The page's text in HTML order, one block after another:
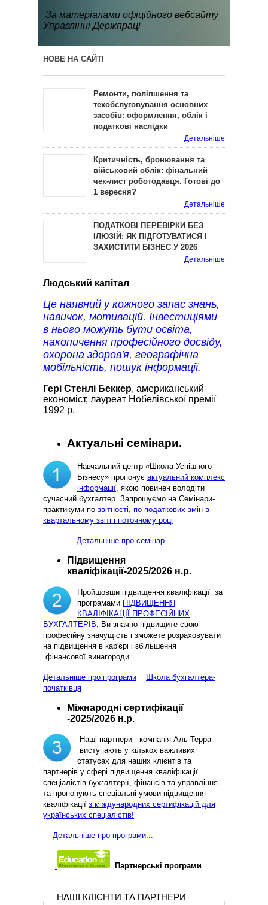
За матеріалами офіційного вебсайту
Управлінні Держпраці
НОВЕ НА САЙТІ
Ремонти, поліпшення та
техобслуговування основних
засобів: оформлення, облік і
податкові наслідки
Детальніше
Критичність, бронювання та
військовий облік: фінальний
чек-лист роботодавця. Готові до
1 вересня?
Детальніше
ПОДАТКОВІ ПЕРЕВІРКИ БЕЗ
ІЛЮЗІЙ: ЯК ПІДГОТУВАТИСЯ І
ЗАХИСТИТИ БІЗНЕС У 2026
Детальніше
Людський капітал
Це наявний у кожного запас знань,
навичок, мотивацій. Інвестиціями
в нього можуть бути освіта,
накопичення професійного досвіду,
охорона здоров'я, географічна
мобільність, пошук інформації.
Гері Стенлі Беккер, американський
економіст, лауреат Нобелівської премії
1992 р.
Актуальні семінари.
Навчальний центр «Школа Успішного
Бізнесу» пропонує актуальний комплекс
інформації, якою повинен володіти
сучасний бухгалтер. Запрошуємо на Семінари-
практикуми по звітності, по податкових змін в
квартальному звіті і поточному році
Детальніше про семінар
Підвищення
кваліфікації-2025/2026 н.р.
Пройшовши підвищення кваліфікації за
програмами ПІДВИЩЕННЯ
КВАЛІФІКАЦІЇ ПРОФЕСІЙНИХ
БУХГАЛТЕРІВ, Ви значно підвищите свою
професійну значущість і зможете розраховувати
на підвищення в кар'єрі і збільшення
фінансової винагороди
Детальніше про програми
Школа бухгалтера-
початківця
Міжнародні сертифікації
-2025/2026 н.р.
Наші партнери - компанія Аль-Терра -
виступають у кількох важливих
статусах для наших клієнтів та
партнерів у сфері підвищення кваліфікації
спеціалістів бухгалтерії, фінансів та управління
та пропонують спеціальні умови підвищення
кваліфікації з міждународних сертифікацій для
українських спеціалістів!
Детальніше про програми...
Партнерські програми
НАШІ КЛІЄНТИ ТА ПАРТНЕРИ